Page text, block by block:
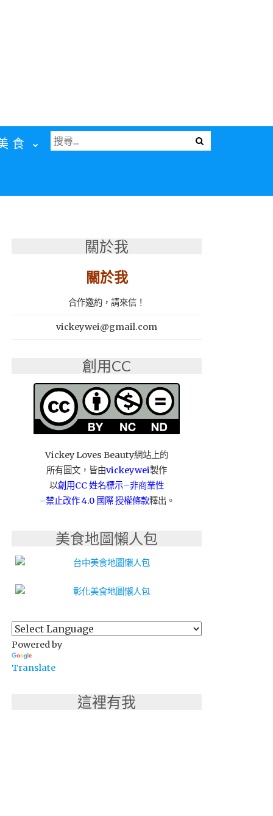
食
Menu
搜
尋
關於我
關於我
合作邀約，請來信！
vickeywei@gmail.com
創用CC
Vickey Loves Beauty網站上的
所有圖文，皆由vickeywei製作
以創用CC 姓名標示–非商業性
–禁止改作4.0 國際 授權條款釋出。
美食地圖懶人包
Powered by
Translate
這裡有我